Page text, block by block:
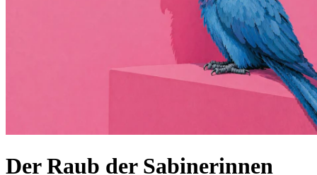
Der Raub der Sabinerinnen